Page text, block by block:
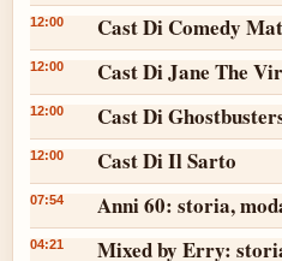
12:00 Cast Di Comedy
12:00 Cast Di Jane The
12:00 Cast Di
12:00 Cast Di Il Sarto
07:54 Anni 60: storia,
04:21
Mixed by Erry: